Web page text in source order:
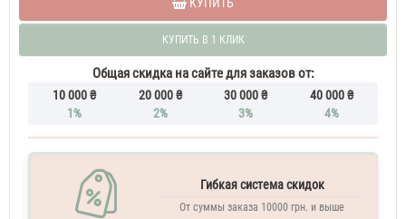
Духи
Lanvin
Духи
КУПИТЬ
КУПИТЬ В 1 КЛИК
Общая скидка на сайте для заказов от:
10 000 ₴
1%
20 000 ₴
2%
30 000 ₴
3%
40 000 ₴
4%
Гибкая система скидок
От суммы заказа 10000 грн. и выше